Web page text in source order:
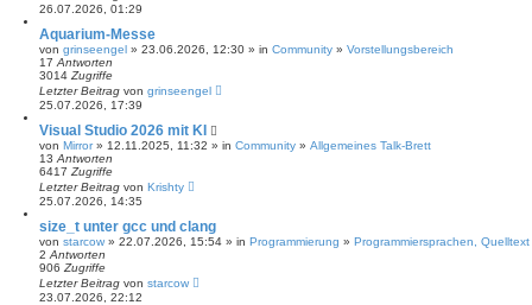
26.07.2026, 01:29
Aquarium-Messe
von grinseengel » 23.06.2026, 12:30 » in Community » Vorstellungsbereich
17 Antworten
3014 Zugriffe
Letzter Beitrag von grinseengel
25.07.2026, 17:39
Visual Studio 2026 mit KI
von Mirror» 12.11.2025, 11:32 » in Community » Allgemeines Talk-Brett
13 Antworten
6417 Zugriffe
Letzter Beitrag von Krishty
25.07.2026, 14:35
size_t unter gcc und clang
von starcow » 22.07.2026, 15:54 » in Programmierung » Programmiersprachen,
2 Antworten
906 Zugriffe
Letzter Beitrag von starcow
23.07.2026, 22:12